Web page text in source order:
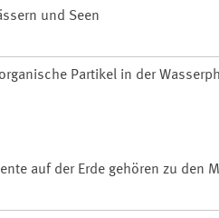
und Seen
Partikel in der
auf der Erde gehören zu den